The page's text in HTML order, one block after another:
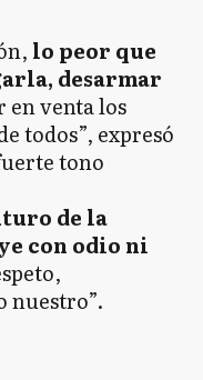
lo peor que
desarmar
en venta los
todos”, expresó
tono
de la
con odio ni
nuestro”.